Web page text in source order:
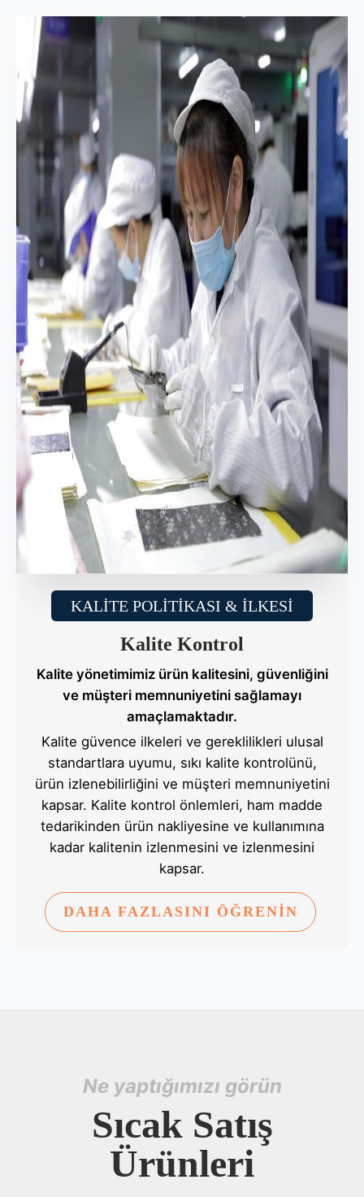
KALİTE POLİTİKASI & İLKESİ
Kalite Kontrol
Kalite yönetimimiz ürün kalitesini, güvenliğini
ve müşteri memnuniyetini sağlamayı
amaçlamaktadır.
Kalite güvence ilkeleri ve gereklilikleri ulusal
standartlara uyumu, sıkı kalite kontrolünü,
ürün izlenebilirliğini ve müşteri memnuniyetini
kapsar. Kalite kontrol önlemleri, ham madde
tedarikinden ürün nakliyesine ve kullanımına
kadar kalitenin izlenmesini ve izlenmesini
kapsar.
DAHA FAZLASINI ÖĞRENİN
Ne yaptığımızı görün
Sıcak Satış
Ürünleri